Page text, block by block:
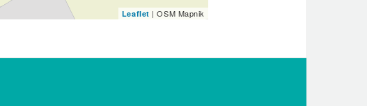
Leaflet | OSM Mapnik